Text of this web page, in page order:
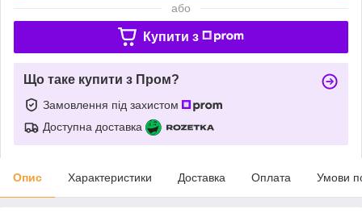
або
Купити з
Що таке купити з Пром?
Замовлення під захистом
Доступна доставка
Опис Характеристики Доставка Оплата Умови